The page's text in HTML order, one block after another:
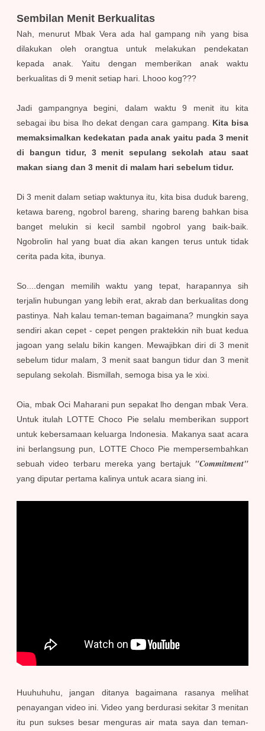
Sembilan Menit Berkualitas
Nah, menurut Mbak Vera ada hal gampang nih yang bisa
dilakukan oleh orangtua untuk melakukan pendekatan
kepada anak. Yaitu dengan memberikan anak waktu
berkualitas di 9 menit setiap hari. Lhooo kog???
Jadi gampangnya begini, dalam waktu 9 menit itu kita
sebagai ibu bisa lho dekat dengan cara gampang. Kita bisa
memaksimalkan kedekatan pada anak yaitu pada 3 menit
di bangun tidur, 3 menit sepulang sekolah atau saat
makan siang dan 3 menit di malam hari sebelum tidur.
Di 3 menit dalam setiap waktunya itu, kita bisa duduk bareng,
ketawa bareng, ngobrol bareng, sharing bareng bahkan bisa
banget melukin si kecil sambil ngobrol yang baik-baik.
Ngobrolin hal yang buat dia akan kangen terus untuk tidak
cerita pada kita, ibunya.
So....dengan memilih waktu yang tepat, harapannya sih
terjalin hubungan yang lebih erat, akrab dan berkualitas dong
pastinya. Nah kalau teman-teman bagaimana? mungkin saya
sendiri akan cepet - cepet pengen praktekkin nih buat kedua
jagoan yang selalu bikin kangen. Mewajibkan diri di 3 menit
sebelum tidur malam, 3 menit saat bangun tidur dan 3 menit
sepulang sekolah. Bismillah, semoga bisa ya le xixi.
Oia, mbak Oci Maharani pun sepakat lho dengan mbak Vera.
Untuk itulah LOTTE Choco Pie selalu memberikan support
untuk kebersamaan keluarga Indonesia. Makanya saat acara
ini berlangsung pun, LOTTE Choco Pie mempersembahkan
sebuah video terbaru mereka yang bertajuk "Commitment"
yang diputar pertama kalinya untuk acara siang ini.
Huuhuhuhu, jangan ditanya bagaimana rasanya melihat
penayangan video ini. Video yang berdurasi sekitar 3 menitan
itu pun sukses besar menguras air mata saya dan teman-